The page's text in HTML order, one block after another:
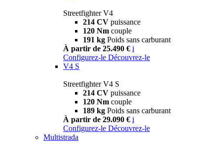
Streetfighter V4
214 CV puissance
120 Nm couple
191 kg Poids sans carburant
À partir de 25.490 € i
Configurez-le Découvrez-le
V4 S
Streetfighter V4 S
214 CV puissance
120 Nm couple
189 kg Poids sans carburant
À partir de 29.090 € i
Configurez-le Découvrez-le
Multistrada